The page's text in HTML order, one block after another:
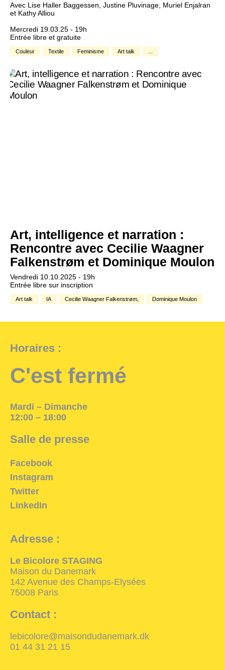
Avec Lise Haller Baggessen, Justine Pluvinage, Muriel Enjalran
et Kathy Alliou
Mercredi 19.03.25 - 19h
Entrée libre et gratuite
Couleur Textile Feminisme Art talk
Art, intelligence et narration :
Rencontre avec Cecilie Waagner
Falkenstrøm et Dominique Moulon
Vendredi 10.10.2025 - 19h
Entrée libre sur inscription
Art talk IA Cecilie Waagner Falkenstrøm, Dominique Moulon
Horaires :
C'est fermé
Mardi – Dimanche
12:00 – 18:00
Salle de presse
Facebook
Instagram
Twitter
LinkedIn
Adresse :
Le Bicolore STAGING
Maison du Danemark
142 Avenue des Champs-Elysées
75008 Paris
Contact :
lebicolore@maisondudanemark.dk
01 44 31 21 15